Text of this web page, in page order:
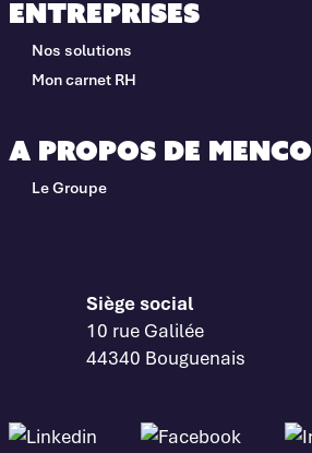
Entreprises
Nos solutions
Mon carnet RH
A propos de Menco
Le Groupe
Siège social
10 rue Galilée
44340 Bouguenais